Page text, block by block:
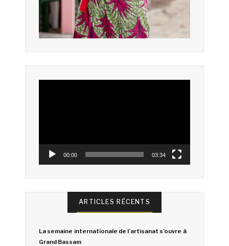
00:00 03:34
ARTICLES RÉCENTS
La semaine internationale de l’artisanat s’ouvre à
Grand Bassam